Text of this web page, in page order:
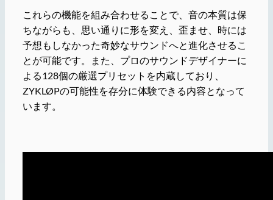
これらの機能を組み合わせることで、音の本質は保
ちながらも、思い通りに形を変え、歪ませ、時には
予想もしなかった奇妙なサウンドへと進化させるこ
とが可能です。また、プロのサウンドデザイナーに
よる128個の厳選プリセットを内蔵しており、
ZYKLØPの可能性を存分に体験できる内容となって
います。